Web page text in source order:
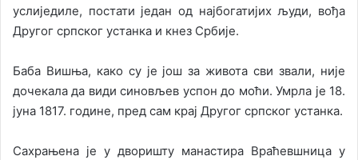
услиједиле, постати један од најбогатијих људи, вођа
Другог српског устанка и кнез Србије.
Баба Вишња, како су је још за живота сви звали, није
дочекала да види синовљев успон до моћи. Умрла је 18.
јуна 1817. године, пред сам крај Другог српског устанка.
Сахрањена је у дворишту манастира Враћевшница у